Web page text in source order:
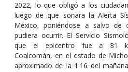
2022, lo que obligó a los
luego de que sonara la Alerta
México, poniéndose a salvo de
pudiera ocurrir. El Servicio
que el epicentro fue a 81
Coalcomán, en el estado de
aproximado de la 1:16 del